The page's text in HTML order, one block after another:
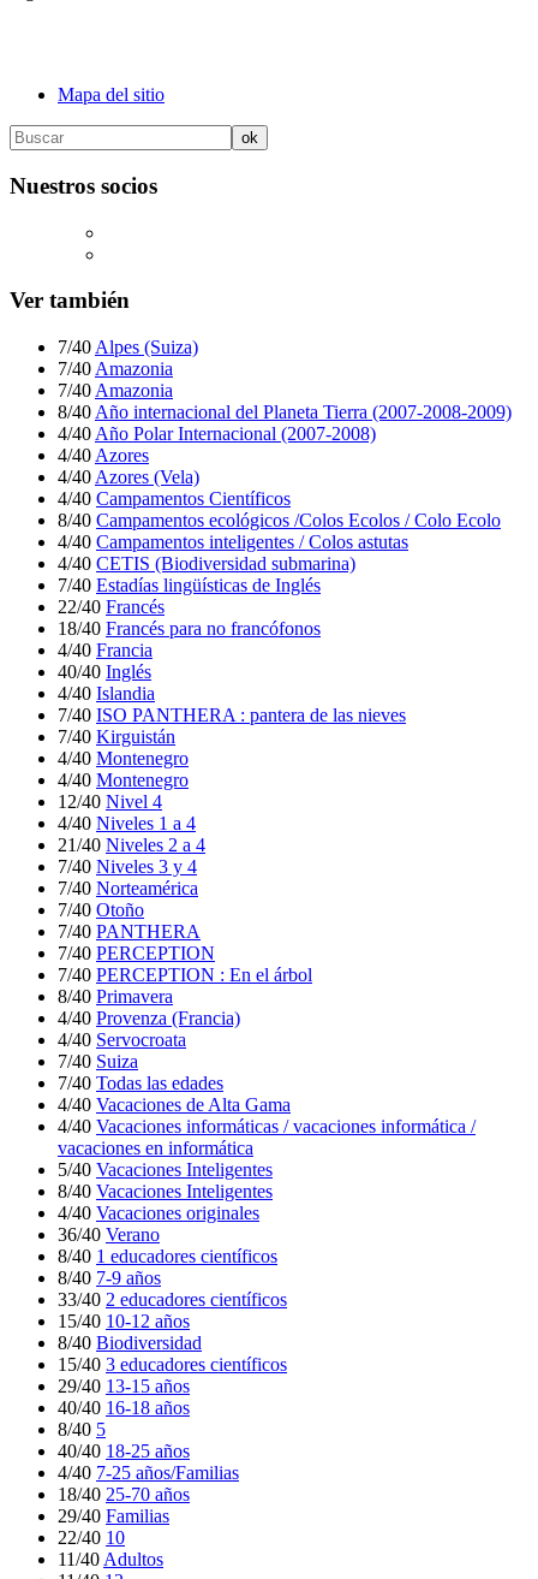
Mapa del sitio
Nuestros socios
Ver también
7/40 Alpes (Suiza)
7/40 Amazonia
7/40 Amazonia
8/40 Año internacional del Planeta Tierra (2007-2008-2009)
4/40 Año Polar Internacional (2007-2008)
4/40 Azores
4/40 Azores (Vela)
4/40 Campamentos Científicos
8/40 Campamentos ecológicos /Colos Ecolos / Colo Ecolo
4/40 Campamentos inteligentes / Colos astutas
4/40 CETIS (Biodiversidad submarina)
7/40 Estadías lingüísticas de Inglés
22/40 Francés
18/40 Francés para no francófonos
4/40 Francia
40/40 Inglés
4/40 Islandia
7/40 ISO PANTHERA : pantera de las nieves
7/40 Kirguistán
4/40 Montenegro
4/40 Montenegro
12/40 Nivel 4
4/40 Niveles 1 a 4
21/40 Niveles 2 a 4
7/40 Niveles 3 y 4
7/40 Norteamérica
7/40 Otoño
7/40 PANTHERA
7/40 PERCEPTION
7/40 PERCEPTION : En el árbol
8/40 Primavera
4/40 Provenza (Francia)
4/40 Servocroata
7/40 Suiza
7/40 Todas las edades
4/40 Vacaciones de Alta Gama
4/40 Vacaciones informáticas / vacaciones informática /
vacaciones en informática
5/40 Vacaciones Inteligentes
8/40 Vacaciones Inteligentes
4/40 Vacaciones originales
36/40 Verano
8/40 1 educadores científicos
8/40 7-9 años
33/40 2 educadores científicos
15/40 10-12 años
8/40 Biodiversidad
15/40 3 educadores científicos
29/40 13-15 años
40/40 16-18 años
8/40 5
40/40 18-25 años
4/40 7-25 años/Familias
18/40 25-70 años
29/40 Familias
22/40 10
11/40 Adultos